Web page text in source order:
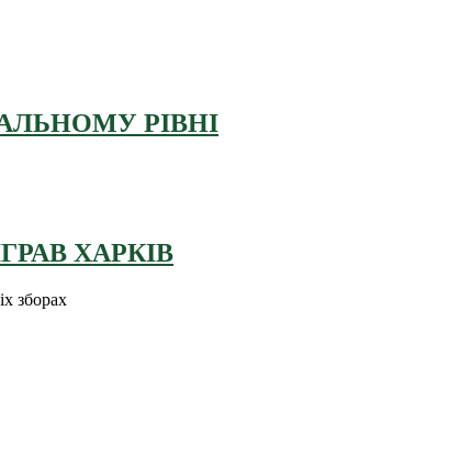
РІВНІ
ХАРКІВ
зборах